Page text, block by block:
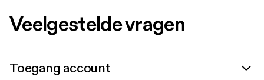
Veelgestelde vragen
Toegang account